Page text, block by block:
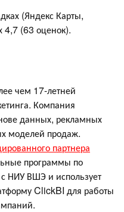
(Яндекс Карты,
4,7 (63 оценок).
чем 17-летней
Компания
данных, рекламных
моделей продаж.
партнера
программы по
с НИУ ВШЭ и использует
ClickBI для работы